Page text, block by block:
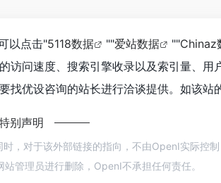
以点击"5118数据 ""爱站数据 ""Chinaz
问速度、搜索引擎收录以及索引量、用
优设咨询的站长进行洽谈提供。如该站
别声明
，对于该外部链接的指向，不由OpenI实际控
管理员进行删除，OpenI不承担任何责任。